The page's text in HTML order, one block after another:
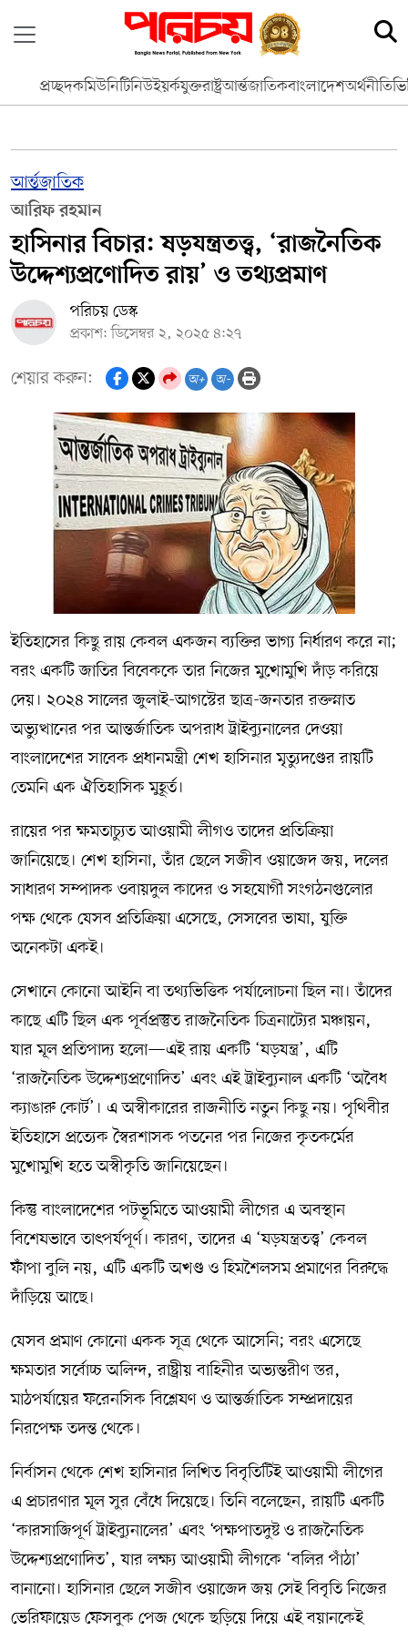
প্রচ্ছদকমিউনিটিনিউইয়র্কযুক্তরাষ্ট্রআর্ন্তজাতিকবাংলাদেশঅর্থনীতি
আর্ন্তজাতিক
আরিফ রহমান
হাসিনার বিচার: ষড়যন্ত্রতত্ত্ব, ‘রাজনৈতিক
উদ্দেশ্যপ্রণোদিত রায়’ ও তথ্যপ্রমাণ
পরিচয় ডেস্ক
প্রকাশ: ডিসেম্বর ২, ২০২৫ ৪:২৭
শেয়ার করুন: অ+ অ-
ইতিহাসের কিছু রায় কেবল একজন ব্যক্তির ভাগ্য নির্ধারণ করে না;
বরং একটি জাতির বিবেককে তার নিজের মুখোমুখি দাঁড় করিয়ে
দেয়। ২০২৪ সালের জুলাই-আগস্টের ছাত্র-জনতার রক্তস্নাত
অভ্যুত্থানের পর আন্তর্জাতিক অপরাধ ট্রাইব্যুনালের দেওয়া
বাংলাদেশের সাবেক প্রধানমন্ত্রী শেখ হাসিনার মৃত্যুদণ্ডের রায়টি
তেমনি এক ঐতিহাসিক মুহূর্ত।
রায়ের পর ক্ষমতাচ্যুত আওয়ামী লীগও তাদের প্রতিক্রিয়া
জানিয়েছে। শেখ হাসিনা, তাঁর ছেলে সজীব ওয়াজেদ জয়, দলের
সাধারণ সম্পাদক ওবায়দুল কাদের ও সহযোগী সংগঠনগুলোর
পক্ষ থেকে যেসব প্রতিক্রিয়া এসেছে, সেসবের ভাষা, যুক্তি
অনেকটা একই।
সেখানে কোনো আইনি বা তথ্যভিত্তিক পর্যালোচনা ছিল না। তাঁদের
কাছে এটি ছিল এক পূর্বপ্রস্তুত রাজনৈতিক চিত্রনাট্যের মঞ্চায়ন,
যার মূল প্রতিপাদ্য হলো—এই রায় একটি ‘ষড়যন্ত্র’, এটি
‘রাজনৈতিক উদ্দেশ্যপ্রণোদিত’ এবং এই ট্রাইব্যুনাল একটি ‘অবৈধ
ক্যাঙারু কোর্ট’। এ অস্বীকারের রাজনীতি নতুন কিছু নয়। পৃথিবীর
ইতিহাসে প্রত্যেক স্বৈরশাসক পতনের পর নিজের কৃতকর্মের
মুখোমুখি হতে অস্বীকৃতি জানিয়েছেন।
কিন্তু বাংলাদেশের পটভূমিতে আওয়ামী লীগের এ অবস্থান
বিশেষভাবে তাৎপর্যপূর্ণ। কারণ, তাদের এ ‘ষড়যন্ত্রতত্ত্ব’ কেবল
ফাঁপা বুলি নয়, এটি একটি অখণ্ড ও হিমশৈলসম প্রমাণের বিরুদ্ধে
দাঁড়িয়ে আছে।
যেসব প্রমাণ কোনো একক সূত্র থেকে আসেনি; বরং এসেছে
ক্ষমতার সর্বোচ্চ অলিন্দ, রাষ্ট্রীয় বাহিনীর অভ্যন্তরীণ স্তর,
মাঠপর্যায়ের ফরেনসিক বিশ্লেষণ ও আন্তর্জাতিক সম্প্রদায়ের
নিরপেক্ষ তদন্ত থেকে।
নির্বাসন থেকে শেখ হাসিনার লিখিত বিবৃতিটিই আওয়ামী লীগের
এ প্রচারণার মূল সুর বেঁধে দিয়েছে। তিনি বলেছেন, রায়টি একটি
‘কারসাজিপূর্ণ ট্রাইব্যুনালের’ এবং ‘পক্ষপাতদুষ্ট ও রাজনৈতিক
উদ্দেশ্যপ্রণোদিত’, যার লক্ষ্য আওয়ামী লীগকে ‘বলির পাঁঠা’
বানানো। হাসিনার ছেলে সজীব ওয়াজেদ জয় সেই বিবৃতি নিজের
ভেরিফায়েড ফেসবুক পেজ থেকে ছড়িয়ে দিয়ে এই বয়ানকেই